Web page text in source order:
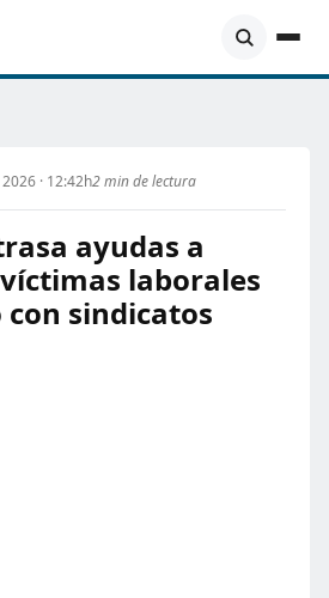
· 12:42h2 min de lectura
ayudas a
laborales
sindicatos